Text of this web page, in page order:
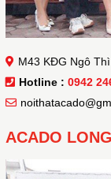
M43 KĐG Ngô
Hotline : 0942
ACADO